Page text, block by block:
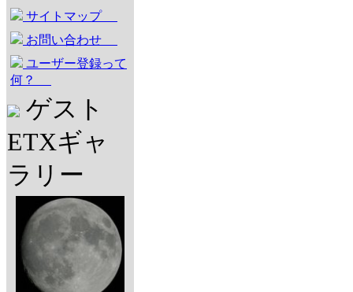
サイトマップ
お問い合わせ
ユーザー登録って
何？
ゲスト
ETXギャ
ラリー